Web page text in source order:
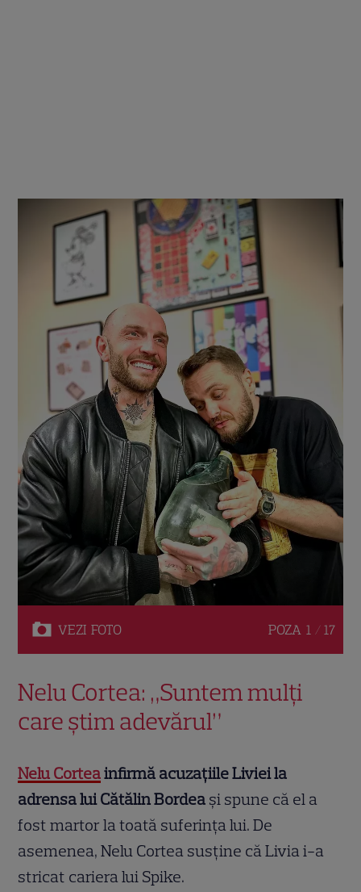
VEZI FOTO POZA 1 / 17
Nelu Cortea: „Suntem mulți
care știm adevărul”
Nelu Corteainfirmă acuzațiile Liviei la
adrensa lui Cătălin Bordea și spune că el a
fost martor la toată suferința lui. De
asemenea, Nelu Cortea susține că Livia i-a
stricat cariera lui Spike.